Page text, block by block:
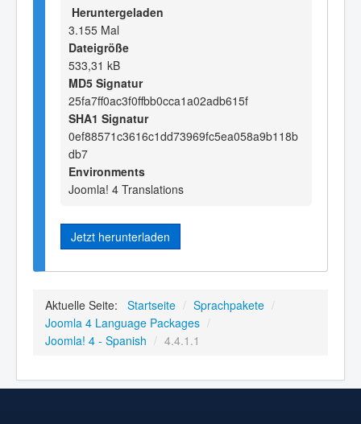
Heruntergeladen
3.155 Mal
Dateigröße
533,31 kB
MD5 Signatur
25fa7ff0ac3f0ffbb0cca1a02adb615f
SHA1 Signatur
0ef88571c3616c1dd73969fc5ea058a9b118b
db7
Environments
Joomla! 4 Translations
Jetzt herunterladen
Aktuelle Seite: Startseite / Sprachpakete /
Joomla 4 Language Packages /
Joomla! 4 - Spanish / 4.4.1.1